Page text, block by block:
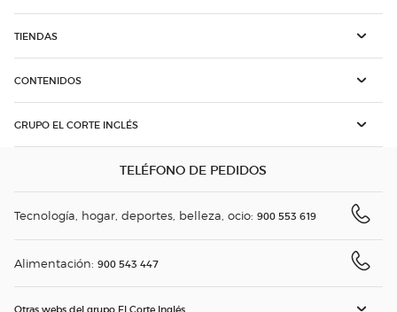
TIENDAS
CONTENIDOS
GRUPO EL CORTE INGLÉS
TELÉFONO DE PEDIDOS
Tecnología, hogar, deportes, belleza, ocio: 900 553 619
Alimentación: 900 543 447
Otras webs del grupo El Corte Inglés